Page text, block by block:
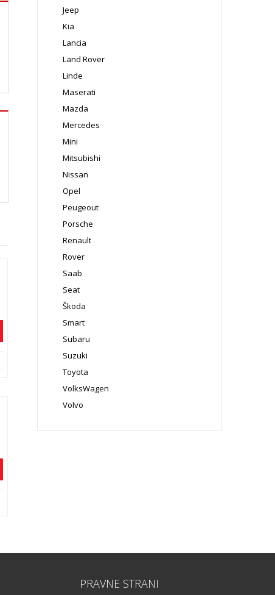
Jeep
Kia
Lancia
Land Rover
Linde
Maserati
Mazda
Mercedes
Mini
Mitsubishi
Nissan
Opel
Peugeout
Porsche
Renault
Rover
Saab
Seat
Škoda
Smart
Subaru
Suzuki
Toyota
VolksWagen
Volvo
PRAVNE STRANI